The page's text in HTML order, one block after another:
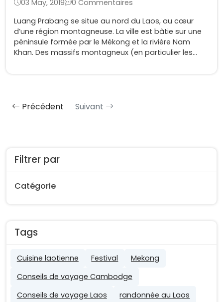
Filtrer par
Catégorie
Tags
Cuisine laotienne Festival
Mekong
Conseils de voyage Cambodge
Conseils de voyage Laos
randonnée au Laos
03 May, 2019
0 Commentaires
Luang Prabang se situe au nord du Laos, au cœur
d’une région montagneuse. La ville est bâtie sur une
péninsule formée par le Mékong et la rivière Nam
Khan. Des massifs montagneux (en particulier les
Précédent Suivant